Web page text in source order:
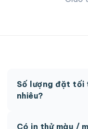
Số lượng đặt tối
nhiêu?
Có in thử màu /